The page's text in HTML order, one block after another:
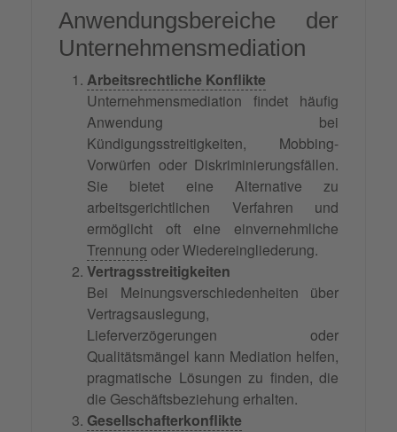
Anwendungsbereiche der
Unternehmensmediation
Arbeitsrechtliche Konflikte
Unternehmensmediation findet häufig
Anwendung bei
Kündigungsstreitigkeiten, Mobbing-
Vorwürfen oder Diskriminierungsfällen.
Sie bietet eine Alternative zu
arbeitsgerichtlichen Verfahren und
ermöglicht oft eine einvernehmliche
Trennung oder Wiedereingliederung.
Vertragsstreitigkeiten
Bei Meinungsverschiedenheiten über
Vertragsauslegung,
Lieferverzögerungen oder
Qualitätsmängel kann Mediation helfen,
pragmatische Lösungen zu finden, die
die Geschäftsbeziehung erhalten.
Gesellschafterkonflikte